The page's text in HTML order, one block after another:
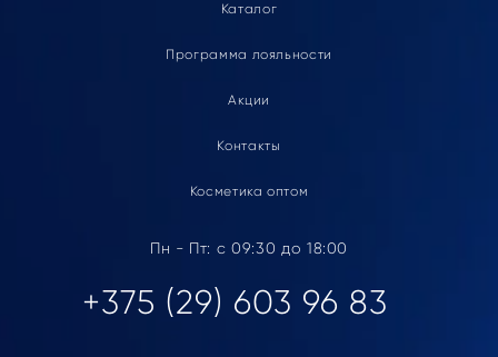
Каталог
Программа лояльности
Акции
Контакты
Косметика оптом
Пн - Пт: с 09:30 до 18:00
+375 (29) 603 96 83